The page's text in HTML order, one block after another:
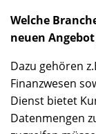
Welche
neuen
Dazu gehören
Finanzwesen
Dienst bietet
Datenmengen